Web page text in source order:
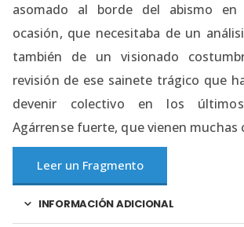
asomado al borde del abismo
ocasión, que necesitaba de un
también de un visionado
revisión de ese sainete trágico que
devenir colectivo en los
Agárrense fuerte, que vienen muchas
Leer un Fragmento
INFORMACIÓN ADICIONAL